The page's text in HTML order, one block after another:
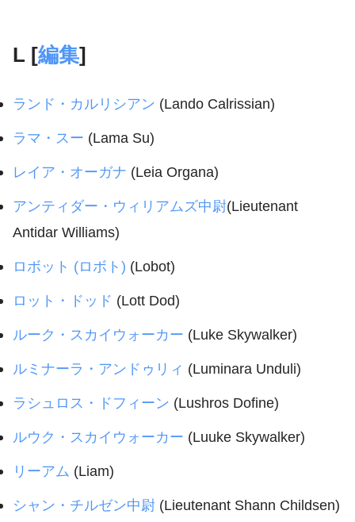
L [編集]
ランド・カルリシアン (Lando Calrissian)
ラマ・スー (Lama Su)
レイア・オーガナ (Leia Organa)
アンティダー・ウィリアムズ中尉(Lieutenant
Antidar Williams)
ロボット (ロボト) (Lobot)
ロット・ドッド (Lott Dod)
ルーク・スカイウォーカー (Luke Skywalker)
ルミナーラ・アンドゥリィ (Luminara Unduli)
ラシュロス・ドフィーン (Lushros Dofine)
ルウク・スカイウォーカー (Luuke Skywalker)
リーアム (Liam)
シャン・チルゼン中尉 (Lieutenant Shann Childsen)